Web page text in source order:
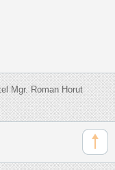
Mgr. Roman Horut